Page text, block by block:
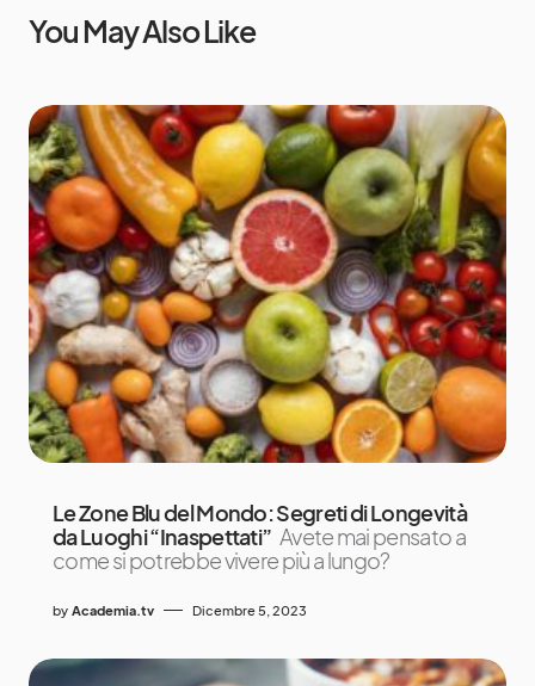
You May Also Like
Le Zone Blu del Mondo: Segreti di Longevità
da Luoghi “Inaspettati” Avete mai pensato a
come si potrebbe vivere più a lungo?
by Academia.tv Dicembre 5, 2023